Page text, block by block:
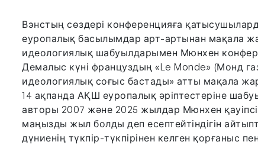
Вэнстың сөздері конференцияға
еуропалық басылымдар арт-артынан мақала
идеологиялық шабуылдарымен Мюнхен
Демалыс күні француздың «Le Monde» (Монд
идеологиялық соғыс бастады» атты мақала
14 ақпанда АҚШ еуропалық әріптестеріне
авторы 2007 және 2025 жылдар Мюнхен
маңызды жыл болды деп есептейтіндігін
дүниенің түкпір-түкпірінен келген қорғаныс